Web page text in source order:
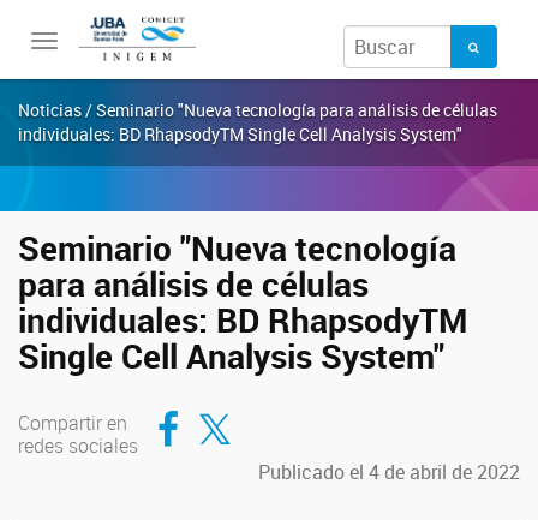
Toggle
Noticias / Seminario "Nueva tecnología para análisis de células
individuales: BD RhapsodyTM Single Cell Analysis System"
Seminario "Nueva tecnología
para análisis de células
individuales: BD RhapsodyTM
Single Cell Analysis System"
Compartir en
redes sociales
Compartir en Facebook
Compartir en Twitter
Publicado el 4 de abril de 2022